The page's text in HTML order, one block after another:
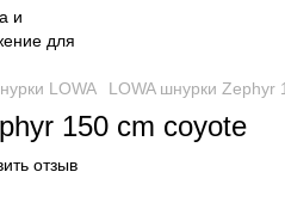
LOWA LOWA шнурки Zephyr
150 cm coyote
отзыв